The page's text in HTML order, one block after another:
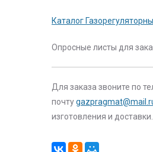
Каталог
Опросные листы для
Для заказа звоните по
почту
изготовления и доставки.